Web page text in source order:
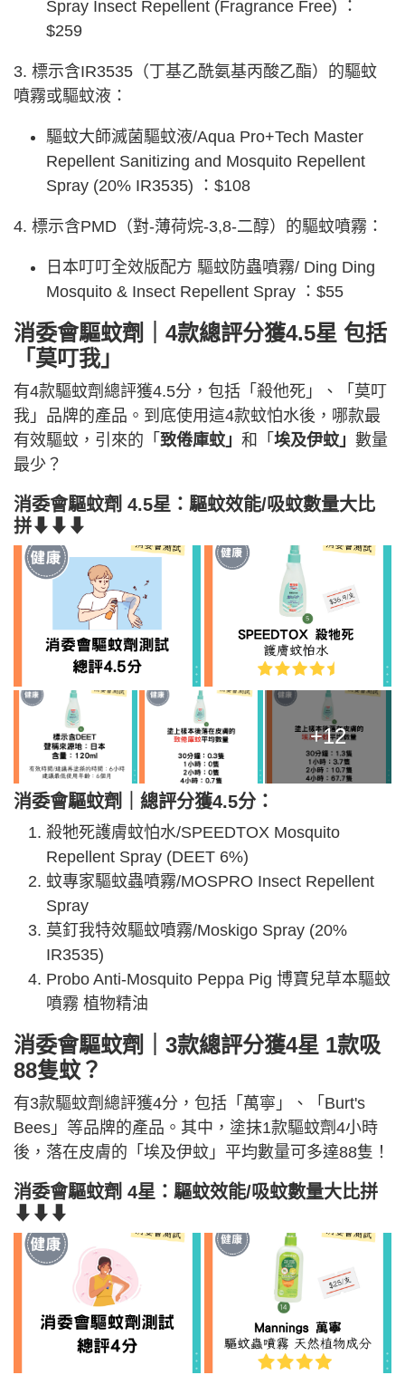
Spray Insect Repellent (Fragrance Free) ：
$259
3. 標示含IR3535（丁基乙酰氨基丙酸乙酯）的驅蚊
噴霧或驅蚊液：
驅蚊大師滅菌驅蚊液/Aqua Pro+Tech Master
Repellent Sanitizing and Mosquito Repellent
Spray (20% IR3535) ：$108
4. 標示含PMD（對-薄荷烷-3,8-二醇）的驅蚊噴霧：
日本叮叮全效版配方 驅蚊防蟲噴霧/ Ding Ding
Mosquito & Insect Repellent Spray ：$55
消委會驅蚊劑｜4款總評分獲4.5星 包括
「莫叮我」
有4款驅蚊劑總評獲4.5分，包括「殺他死」、「莫叮
我」品牌的產品。到底使用這4款蚊怕水後，哪款最
有效驅蚊，引來的「 致倦庫蚊」 和「 埃及伊蚊」 數量
最少？
消委會驅蚊劑 4.5星：驅蚊效能/吸蚊數量大比
拼⬇⬇⬇
+12
消委會驅蚊劑｜總評分獲4.5分：
殺牠死護膚蚊怕水/SPEEDTOX Mosquito
Repellent Spray (DEET 6%)
蚊專家驅蚊蟲噴霧/MOSPRO Insect Repellent
Spray
莫釘我特效驅蚊噴霧/Moskigo Spray (20%
IR3535)
Probo Anti-Mosquito Peppa Pig 博寶兒草本驅蚊
噴霧 植物精油
消委會驅蚊劑｜3款總評分獲4星 1款吸
88隻蚊？
有3款驅蚊劑總評獲4分，包括「萬寧」、「Burt's
Bees」等品牌的產品。其中，塗抹1款驅蚊劑4小時
後，落在皮膚的「埃及伊蚊」平均數量可多達88隻！
消委會驅蚊劑 4星：驅蚊效能/吸蚊數量大比拼
⬇⬇⬇